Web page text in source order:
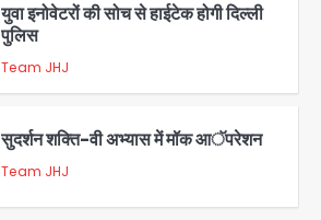
युवा इनोवेटरों की सोच से हाईटेक होगी दिल्ली
पुलिस
Team JHJ
सुदर्शन शक्ति-वी अभ्यास में मॉक आॅपरेशन
Team JHJ